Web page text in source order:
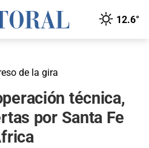
12.6°
de la gira
técnica,
por Santa Fe